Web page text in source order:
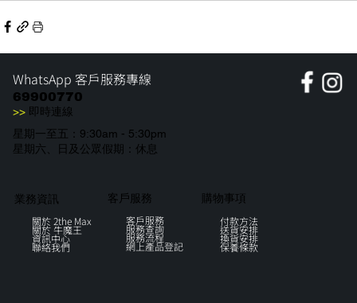
WhatsApp 客戶服務專線
69900770
>>即時連線
星期一至五：9:30am - 5:30pm
星期六、日及公眾假期：休息
業務資訊
關於 2the Max
關於 牛魔王
資訊中心
聯絡我們
客戶服務
客戶服務
服務查詢
服務流程
網上產品登記
購物事項
付款方法
送貨安排
換貨安排
保養條款